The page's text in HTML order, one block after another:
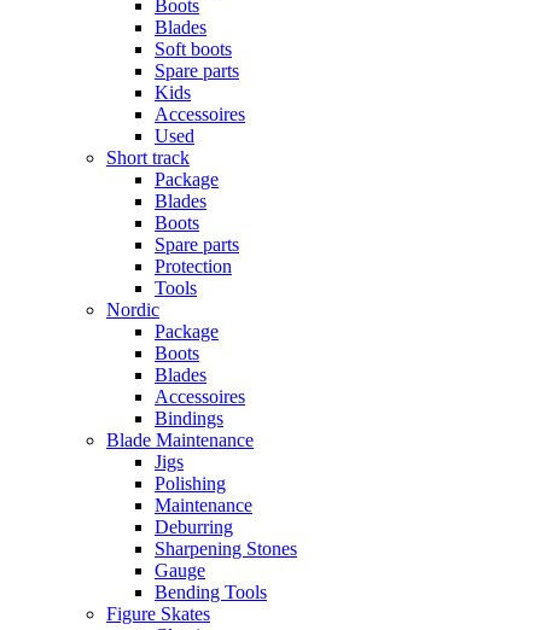
Boots
Blades
Soft boots
Spare parts
Kids
Accessoires
Used
Short track
Package
Blades
Boots
Spare parts
Protection
Tools
Nordic
Package
Boots
Blades
Accessoires
Bindings
Blade Maintenance
Jigs
Polishing
Maintenance
Deburring
Sharpening Stones
Gauge
Bending Tools
Figure Skates